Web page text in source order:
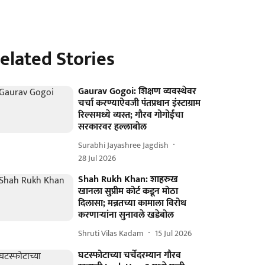
Stories
Gaurav Gogoi: शिक्षण व्यवस्थेवर
चर्चा करण्याऐवजी पंतप्रधान इंस्टाग्राम
रिल्समध्ये व्यस्त; गौरव गोगोईंचा
सरकारवर हल्लाबोल
Surabhi Jayashree Jagdish
28 Jul 2026
Shah Rukh Khan: शाहरुख
खानला सुप्रीम कोर्ट कडून मोठा
दिलासा; मन्नतच्या कामाला विरोध
करणाऱ्यांना सुनावले खडेबोल
Shruti Vilas Kadam 15 Jul 2026
घटस्फोटाच्या चर्चेदरम्यान गौरव